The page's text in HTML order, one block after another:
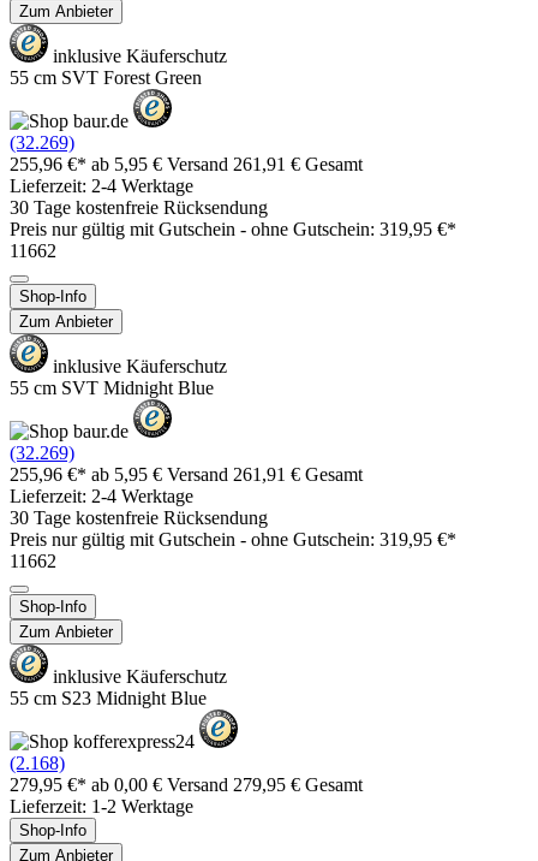
Zum Anbieter
inklusive Käuferschutz
55 cm SVT Forest Green
(32.269)
255,96 €* ab 5,95 € Versand 261,91 € Gesamt
Lieferzeit: 2-4 Werktage
30 Tage kostenfreie Rücksendung
Preis nur gültig mit Gutschein - ohne Gutschein: 319,95 €*
11662
Shop-Info
Zum Anbieter
inklusive Käuferschutz
55 cm SVT Midnight Blue
(32.269)
255,96 €* ab 5,95 € Versand 261,91 € Gesamt
Lieferzeit: 2-4 Werktage
30 Tage kostenfreie Rücksendung
Preis nur gültig mit Gutschein - ohne Gutschein: 319,95 €*
11662
Shop-Info
Zum Anbieter
inklusive Käuferschutz
55 cm S23 Midnight Blue
(2.168)
279,95 €* ab 0,00 € Versand 279,95 € Gesamt
Lieferzeit: 1-2 Werktage
Shop-Info
Zum Anbieter